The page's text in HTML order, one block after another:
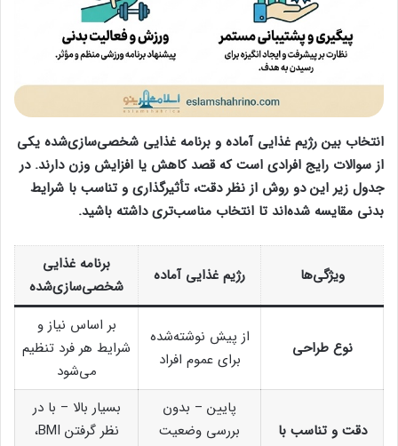
انتخاب بین رژیم غذایی آماده و برنامه غذایی شخصی‌سازی‌شده یکی
از سوالات رایج افرادی است که قصد کاهش یا افزایش وزن دارند. در
جدول زیر این دو روش از نظر دقت، تأثیرگذاری و تناسب با شرایط
بدنی مقایسه شده‌اند تا انتخاب مناسب‌تری داشته باشید.
ویژگی‌ها رژیم غذایی آماده
برنامه غذایی
شخصی‌سازی‌شده
نوع طراحی
از پیش نوشته‌شده
برای عموم افراد
بر اساس نیاز و
شرایط هر فرد تنظیم
می‌شود
دقت و تناسب با
پایین – بدون
بررسی وضعیت
بسیار بالا – با در
نظر گرفتن BMI،